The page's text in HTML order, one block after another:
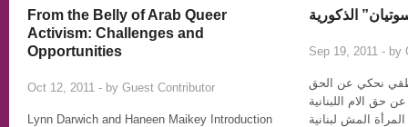
From the Belly of Arab Queer
Activism: Challenges and
Opportunities
Oct 12, 2011 - by Guest Contributor
Lynn Darwich and Haneen Maikey Introduction
الذكورية
Sep 19, 2011 - by
نحكي عن الحق
حق الام اللبنانية
المش لبنانية